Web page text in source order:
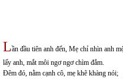
Lần đầu tiên anh đến, Mẹ chỉ nhìn anh
lấy anh, mắt môi ngơ ngơ chìm đắm.
Đêm đó, nằm cạnh cô, mẹ khẽ khàng nói;